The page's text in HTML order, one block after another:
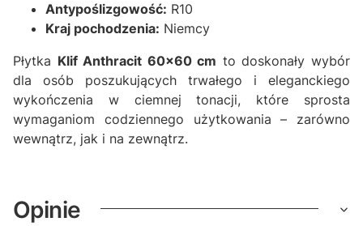
Antypoślizgowość: R10
Kraj pochodzenia: Niemcy
Płytka Klif Anthracit 60x60 cm to doskonały wybór
dla osób poszukujących trwałego i eleganckiego
wykończenia w ciemnej tonacji, które sprosta
wymaganiom codziennego użytkowania – zarówno
wewnątrz, jak i na zewnątrz.
Opinie